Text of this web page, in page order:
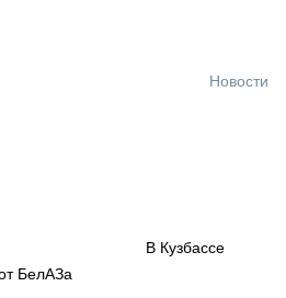
Новости
В Кузбассе
БелАЗа